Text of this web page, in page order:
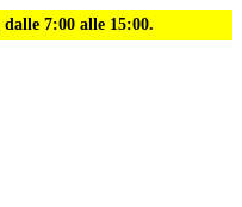
dalle 7:00 alle 15:00.